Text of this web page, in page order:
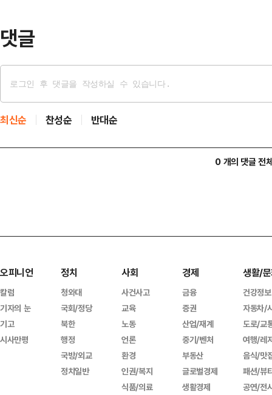
댓글
최신순 찬성순 반대순
0 개의 댓글 전
오피니언
칼럼
기자의 눈
기고
시사만평
정치
청와대
국회/정당
북한
행정
국방/외교
정치일반
사회
사건사고
교육
노동
언론
환경
인권/복지
식품/의료
경제
금융
증권
산업/재계
중기/벤처
부동산
글로벌경제
생활경제
생활/
건강정보
자동차/
도로/교
여행/레
음식/맛
패션/뷰
공연/전